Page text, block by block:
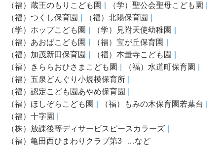
（福）蔵王のもりこども園
（学）聖公会聖母こども園
（福）つくし保育園
（福）北陽保育園
（学）ホップこども園
（学）見附天使幼稚園
（福）あおばこども園
（福）宝が丘保育園
（福）加茂新田保育園
（福）本量寺こども園
（福）きららおひさまこども園
（福）水道町保育園
（福）五泉どんぐり小規模保育所
（福）認定こども園あやめ保育園
（福）ほしぞらこども園
（福）もみの木保育園若葉台
（福）十字園
（株）放課後等ディサービスピースカラーズ
（福）亀田西ひまわりクラブ第3
…など